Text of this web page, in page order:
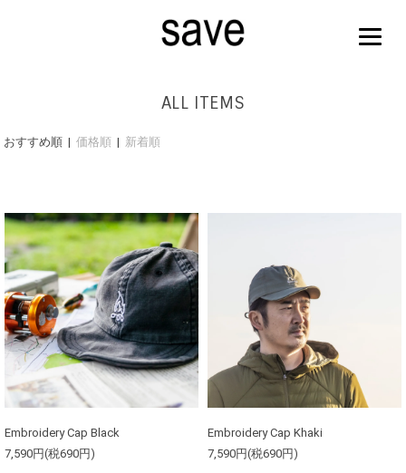
ALL ITEMS
おすすめ順 |価格順 | 新着順
Embroidery Cap Black
7,590円(税690円)
Embroidery Cap Khaki
7,590円(税690円)